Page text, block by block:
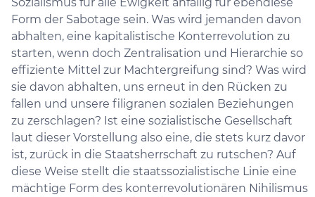
Sozialismus für alle Ewigkeit anfällig für ebendiese
Form der Sabotage sein. Was wird jemanden davon
abhalten, eine kapitalistische Konterrevolution zu
starten, wenn doch Zentralisation und Hierarchie so
effiziente Mittel zur Machtergreifung sind? Was wird
sie davon abhalten, uns erneut in den Rücken zu
fallen und unsere filigranen sozialen Beziehungen
zu zerschlagen? Ist eine sozialistische Gesellschaft
laut dieser Vorstellung also eine, die stets kurz davor
ist, zurück in die Staatsherrschaft zu rutschen? Auf
diese Weise stellt die staatssozialistische Linie eine
mächtige Form des konterrevolutionären Nihilismus